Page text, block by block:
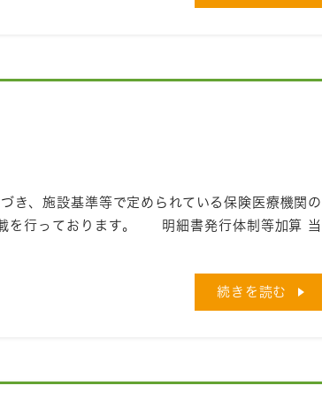
き、施設基準等で定められている保険医療機関の
を行っております。 明細書発行体制等加算 当
続きを読む